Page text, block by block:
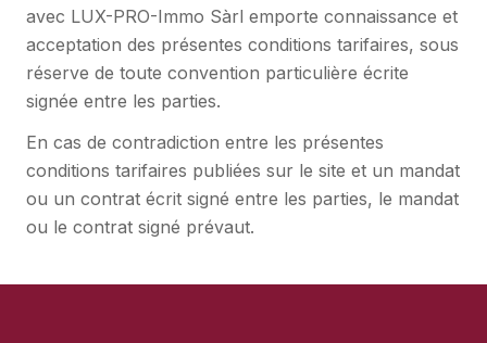
avec LUX-PRO-Immo Sàrl emporte connaissance et
acceptation des présentes conditions tarifaires, sous
réserve de toute convention particulière écrite
signée entre les parties.
En cas de contradiction entre les présentes
conditions tarifaires publiées sur le site et un mandat
ou un contrat écrit signé entre les parties, le mandat
ou le contrat signé prévaut.